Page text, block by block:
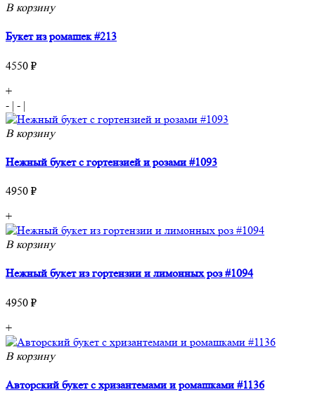
В корзину
Букет из ромашек #213
4550 ₽
+
- | - |
В корзину
Нежный букет с гортензией и розами #1093
4950 ₽
+
В корзину
Нежный букет из гортензии и лимонных роз #1094
4950 ₽
+
В корзину
Авторский букет с хризантемами и ромашками #1136